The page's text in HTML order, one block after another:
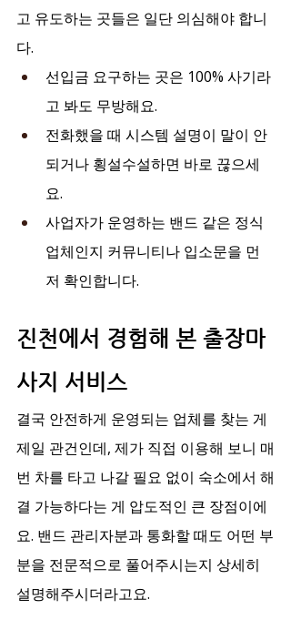
고 유도하는 곳들은 일단 의심해야 합니
다.
선입금 요구하는 곳은 100% 사기라
고 봐도 무방해요.
전화했을 때 시스템 설명이 말이 안
되거나 횡설수설하면 바로 끊으세
요.
사업자가 운영하는 밴드 같은 정식
업체인지 커뮤니티나 입소문을 먼
저 확인합니다.
진천에서 경험해 본 출장마
사지 서비스
결국 안전하게 운영되는 업체를 찾는 게
제일 관건인데, 제가 직접 이용해 보니 매
번 차를 타고 나갈 필요 없이 숙소에서 해
결 가능하다는 게 압도적인 큰 장점이에
요. 밴드 관리자분과 통화할 때도 어떤 부
분을 전문적으로 풀어주시는지 상세히
설명해주시더라고요.